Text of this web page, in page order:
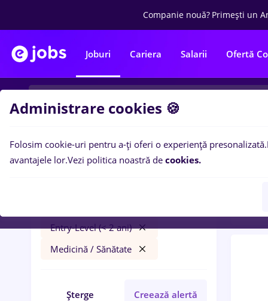
Companie nouă? Primești un
Joburi Cariera Salarii Ofertă
Filtre
Entry-Level (< 2 ani)
Medicină / Sănătate
Șterge Creează alertă
0
Administrare cookies 🍪
Folosim cookie-uri pentru a-ți oferi o experiență presonalizată.
avantajele lor.Vezi politica noastră de cookies.